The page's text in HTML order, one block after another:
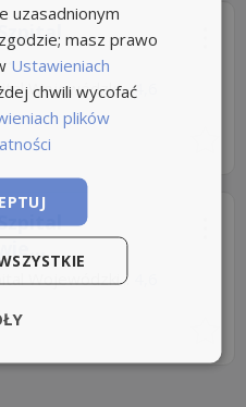
Wojewódzki... 4,6
Wojewódzki...
uzasadnionym
masz prawo
Ustawieniach
chwili wycofać
plików